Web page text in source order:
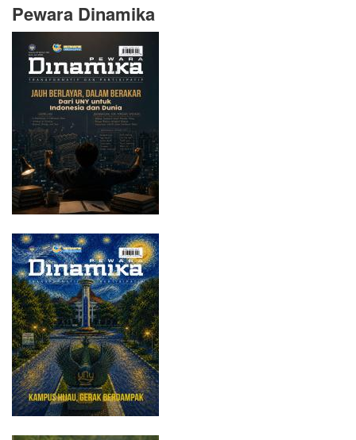
Pewara Dinamika